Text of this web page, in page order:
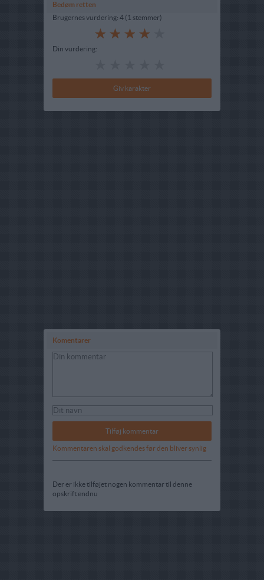
Bedøm retten
Brugernes vurdering: 4 (1 stemmer)
Din vurdering:
Komentarer
Kommentaren skal godkendes før den bliver synlig
Der er ikke tilføjet nogen kommentar til denne
opskrift endnu